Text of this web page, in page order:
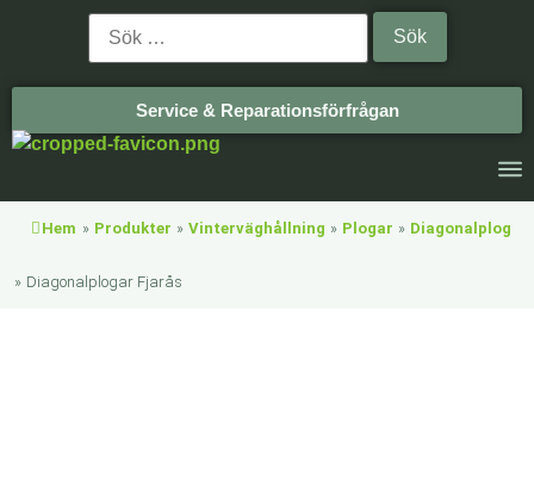
Service & Reparationsförfrågan
Hem » Produkter » Vinterväghållning » Plogar » Diagonalplog
» Diagonalplogar Fjarås